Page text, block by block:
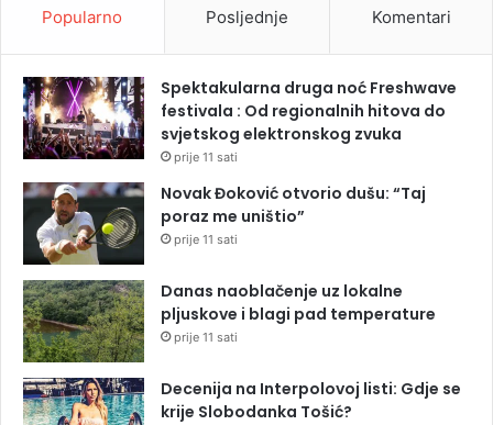
Popularno Posljednje Komentari
Spektakularna druga noć Freshwave
festivala : Od regionalnih hitova do
svjetskog elektronskog zvuka
prije 11 sati
Novak Đoković otvorio dušu: “Taj
poraz me uništio”
prije 11 sati
Danas naoblačenje uz lokalne
pljuskove i blagi pad temperature
prije 11 sati
Decenija na Interpolovoj listi: Gdje se
krije Slobodanka Tošić?